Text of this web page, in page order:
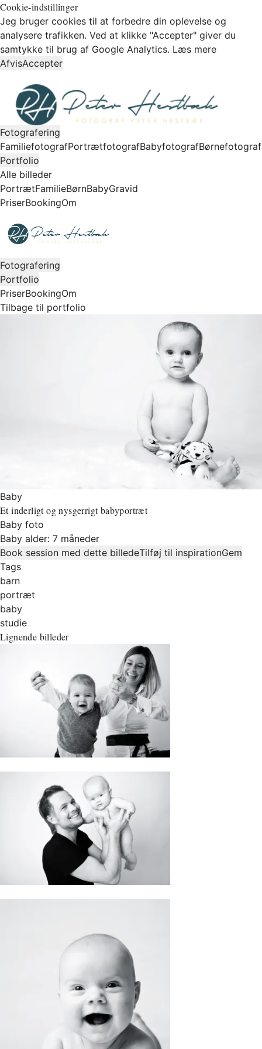
Cookie-indstillinger
Jeg bruger cookies til at forbedre din oplevelse og
analysere trafikken. Ved at klikke "Accepter" giver du
samtykke til brug af Google Analytics. Læs mere
AfvisAccepter
Fotografering
FamiliefotografPortrætfotografBabyfotografBørnefotograf
Portfolio
Alle billeder
PortrætFamilieBørnBabyGravid
PriserBookingOm
Fotografering
Portfolio
PriserBookingOm
Tilbage til portfolio
Baby
Et inderligt og nysgerrigt babyportræt
Baby foto
Baby alder: 7 måneder
Book session med dette billedeTilføj til inspirationGem
Tags
barn
portræt
baby
studie
Lignende billeder